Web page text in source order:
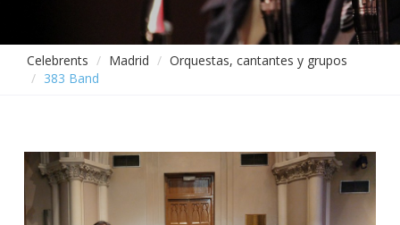
Celebrents Madrid
Orquestas, cantantes y grupos
383 Band